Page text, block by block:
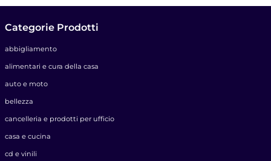
Categorie Prodotti
abbigliamento
alimentari e cura della casa
auto e moto
bellezza
cancelleria e prodotti per ufficio
casa e cucina
cd e vinili